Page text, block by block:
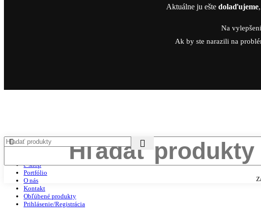
Aktuálne ju ešte dolaďujeme
Na
Ak by ste narazili na
e-shop
Portfólio
O nás
Kontakt
Obľúbené produkty
Prihlásenie/Registrácia